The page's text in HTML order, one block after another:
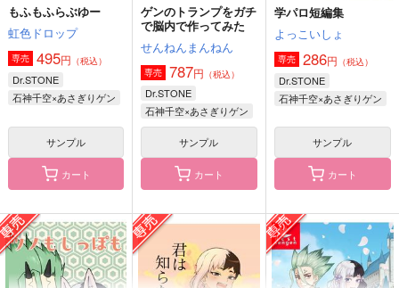
VOYAGE
よっこいしょ
165円 （税込）
石神千空×あさぎりゲン
ノルカソルカ
ありくい。
550円（税込）
石神千空×あさぎりゲン
君は知らない
姫はるか
220円（税込）
石神千空×あさぎりゲン
もふもふらぶゆー
虹色ドロップ
専売 495円 （税込）
Dr.STONE
石神千空×あさぎりゲン
サンプル
カート
ゲンのトランプをガチ
で脳内で作ってみた
せんねんまんねん
専売 787円 （税込）
Dr.STONE
石神千空×あさぎりゲン
サンプル
カート
学パロ短編集
よっこいしょ
専売 286円 （税込）
Dr.STONE
石神千空×あさぎりゲン
サンプル
カート